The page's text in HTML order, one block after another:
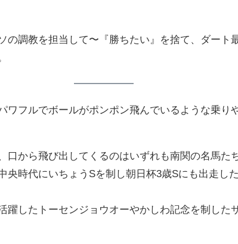
の調教を担当して〜『勝ちたい』を捨て、ダー
ワフルでボールがポンポン飛んでいるような乗り
口から飛び出してくるのはいずれも南関の名馬た
央時代にいちょうSを制し朝日杯3歳Sにも出走し
躍したトーセンジョウオーやかしわ記念を制した